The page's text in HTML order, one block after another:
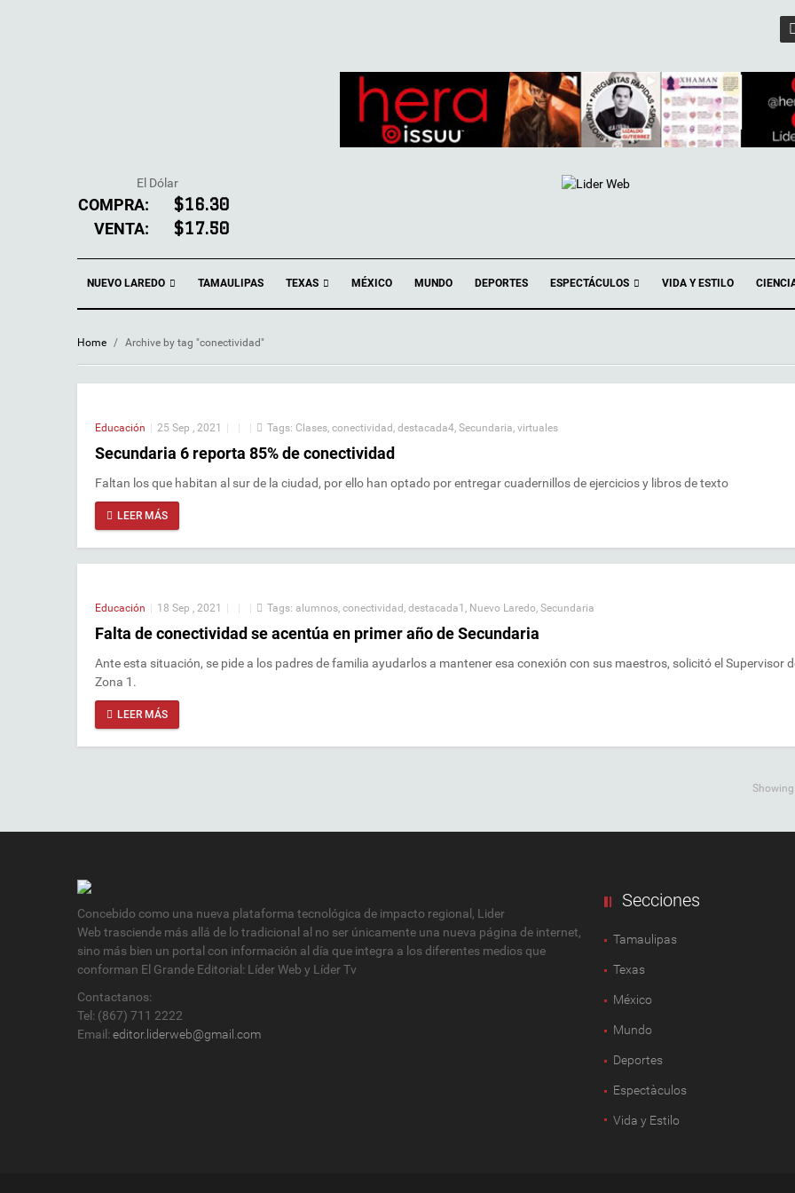
El Dólar
COMPRA: $16.30
VENTA: $17.50
NUEVO LAREDO TAMAULIPAS TEXAS MÉXICO MUNDO DEPORTES ESPECTÁCULOS VIDA Y ESTILO
Home / Archive by tag "conectividad"
Educación 25 Sep , 2021 Tags: Clases, conectividad , destacada4, Secundaria, virtuales
Secundaria 6 reporta 85% de conectividad
Faltan los que habitan al sur de la ciudad, por ello han optado por entregar cuadernillos de ejercicios y libros de texto
LEER MÁS
Educación 18 Sep , 2021 Tags: alumnos, conectividad , destacada1 , Nuevo Laredo, Secundaria
Falta de conectividad se acentúa en primer año de Secundaria
Ante esta situación, se pide a los padres de familia ayudarlos a mantener esa conexión con sus maestros, solicitó el Supervisor
Zona 1.
LEER MÁS
Concebido como una nueva plataforma tecnológica de impacto regional, Lider
Web trasciende más allá de lo tradicional al no ser únicamente una nueva página de internet,
sino más bien un portal con información al día que integra a los diferentes medios que
conforman El Grande Editorial: Líder Web y Líder Tv
Contactanos:
Tel: (867) 711 2222
Email: editor.liderweb@gmail.com
Secciones
Tamaulipas
Texas
México
Mundo
Deportes
Espectàculos
Vida y Estilo